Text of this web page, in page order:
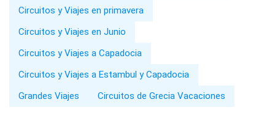
Circuitos y Viajes en primavera
Circuitos y Viajes en Junio
Circuitos y Viajes a Capadocia
Circuitos y Viajes a Estambul y Capadocia
Grandes Viajes
Circuitos de Grecia Vacaciones